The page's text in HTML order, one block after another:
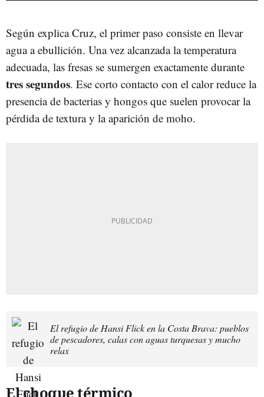
Según explica Cruz, el primer paso consiste en llevar
agua a ebullición. Una vez alcanzada la temperatura
adecuada, las fresas se sumergen exactamente durante
tres segundos. Ese corto contacto con el calor reduce la
presencia de bacterias y hongos que suelen provocar la
pérdida de textura y la aparición de moho.
El refugio de Hansi Flick en la Costa Brava: pueblos
de pescadores, calas con aguas turquesas y mucho
relax
El choque térmico